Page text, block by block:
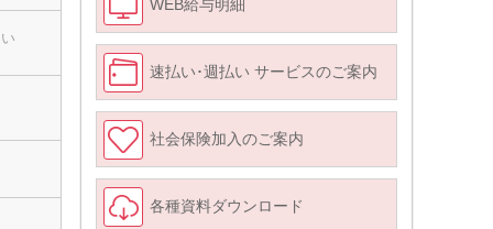
WEB給与明細
速払い･週払い サービスのご案内
社会保険加入のご案内
各種資料ダウンロード